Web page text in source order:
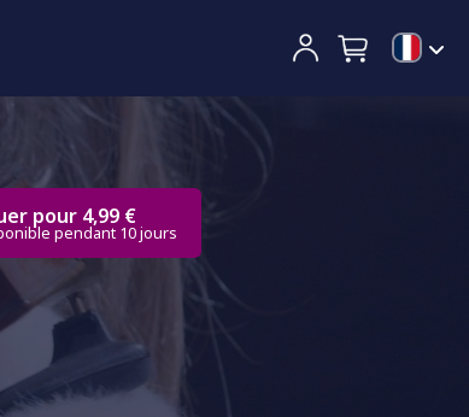
pour 4,99 €
pendant 10 jours